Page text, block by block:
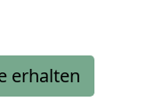
erhalten